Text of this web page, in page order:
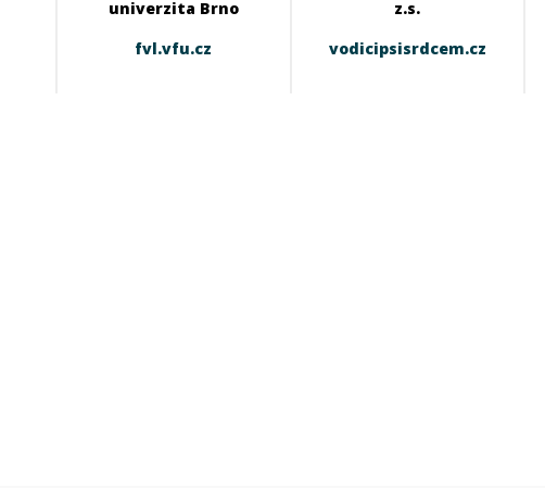
univerzita Brno
fvl.vfu.cz
z.s.
vodicipsisrdcem.cz